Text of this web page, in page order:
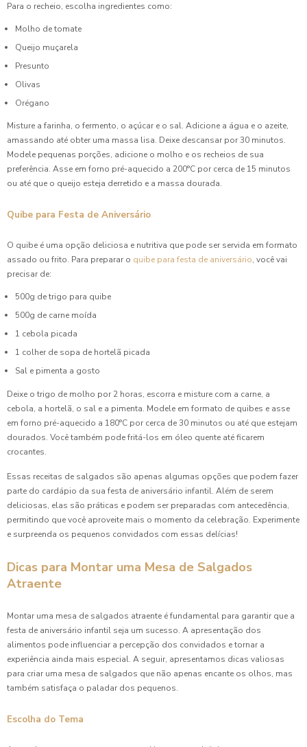
Para o recheio, escolha ingredientes como:
Molho de tomate
Queijo muçarela
Presunto
Olivas
Orégano
Misture a farinha, o fermento, o açúcar e o sal. Adicione a água e o azeite,
amassando até obter uma massa lisa. Deixe descansar por 30 minutos.
Modele pequenas porções, adicione o molho e os recheios de sua
preferência. Asse em forno pré-aquecido a 200°C por cerca de 15 minutos
ou até que o queijo esteja derretido e a massa dourada.
Quibe para Festa de Aniversário
O quibe é uma opção deliciosa e nutritiva que pode ser servida em formato
assado ou frito. Para preparar o quibe para festa de aniversário, você vai
precisar de:
500g de trigo para quibe
500g de carne moída
1 cebola picada
1 colher de sopa de hortelã picada
Sal e pimenta a gosto
Deixe o trigo de molho por 2 horas, escorra e misture com a carne, a
cebola, a hortelã, o sal e a pimenta. Modele em formato de quibes e asse
em forno pré-aquecido a 180°C por cerca de 30 minutos ou até que estejam
dourados. Você também pode fritá-los em óleo quente até ficarem
crocantes.
Essas receitas de salgados são apenas algumas opções que podem fazer
parte do cardápio da sua festa de aniversário infantil. Além de serem
deliciosas, elas são práticas e podem ser preparadas com antecedência,
permitindo que você aproveite mais o momento da celebração. Experimente
e surpreenda os pequenos convidados com essas delícias!
Dicas para Montar uma Mesa de Salgados
Atraente
Montar uma mesa de salgados atraente é fundamental para garantir que a
festa de aniversário infantil seja um sucesso. A apresentação dos
alimentos pode influenciar a percepção dos convidados e tornar a
experiência ainda mais especial. A seguir, apresentamos dicas valiosas
para criar uma mesa de salgados que não apenas encante os olhos, mas
também satisfaça o paladar dos pequenos.
Escolha do Tema